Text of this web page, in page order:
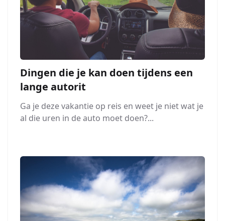
Dingen die je kan doen tijdens een
lange autorit
Ga je deze vakantie op reis en weet je niet wat je
al die uren in de auto moet doen?...